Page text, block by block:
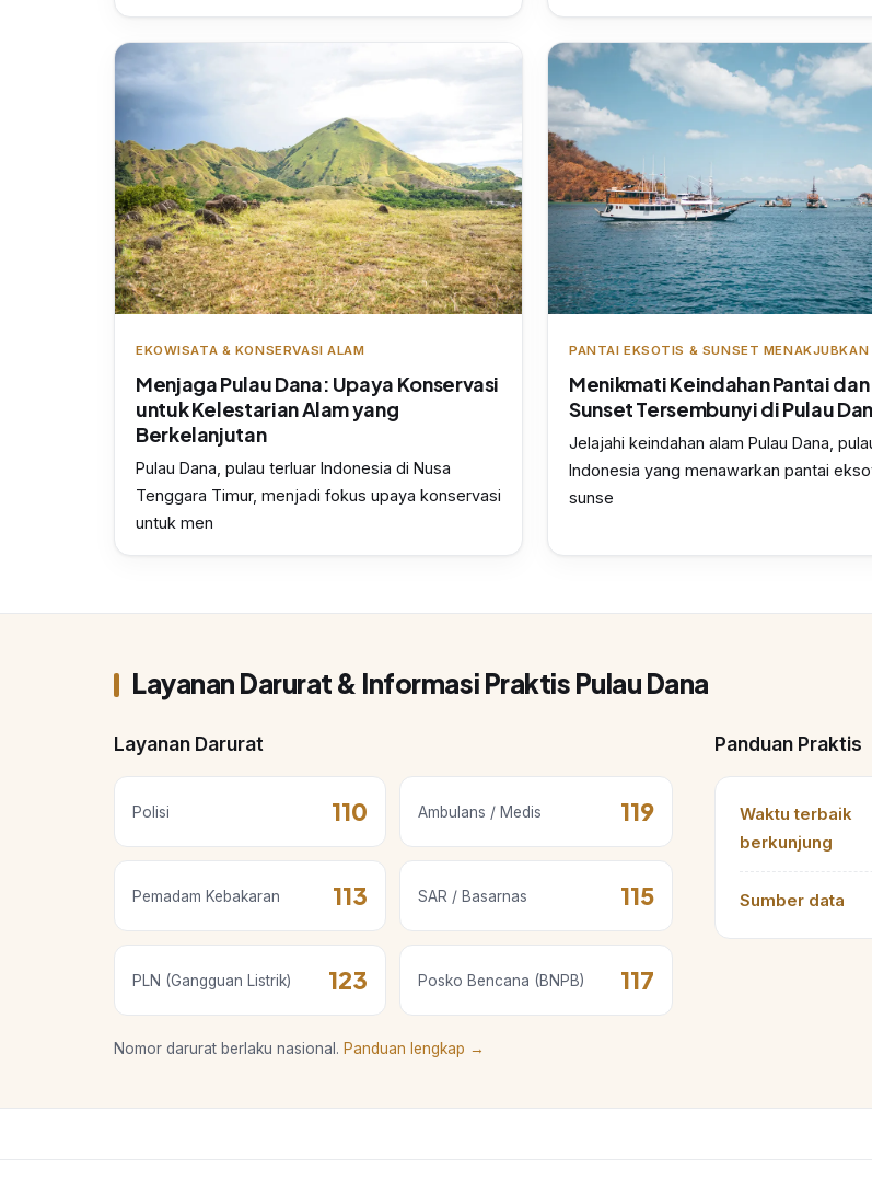
EKOWISATA & KONSERVASI ALAM
Menjaga Pulau Dana: Upaya Konservasi
untuk Kelestarian Alam yang
Berkelanjutan
Pulau Dana, pulau terluar Indonesia di Nusa
Tenggara Timur, menjadi fokus upaya konservasi
untuk men
PANTAI EKSOTIS & SUNSET MENAKJUBKAN
Menikmati Keindahan Pantai dan
Sunset Tersembunyi di Pulau
Jelajahi keindahan alam Pulau Dana,
Indonesia yang menawarkan pantai
sunse
Layanan Darurat & Informasi Praktis Pulau Dana
Layanan Darurat
Polisi 110 Ambulans / Medis 119
Pemadam Kebakaran 113 SAR / Basarnas 115
PLN (Gangguan Listrik) 123 Posko Bencana (BNPB) 117
Panduan Praktis
Waktu terbaik
berkunjung
Sumber data
Nomor darurat berlaku nasional. Panduan lengkap →